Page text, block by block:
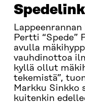
Pertti “Spede”
avulla
vauhdinottoa
kyllä ollut
tekemistä”,
Markku Sinkko
kuitenkin